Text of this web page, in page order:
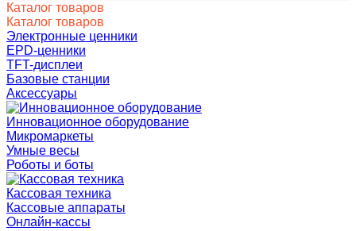
Каталог товаров
Каталог товаров
Электронные ценники
EPD-ценники
TFT-дисплеи
Базовые станции
Аксессуары
Инновационное оборудование
Микромаркеты
Умные весы
Роботы и боты
Кассовая техника
Кассовые аппараты
Онлайн-кассы